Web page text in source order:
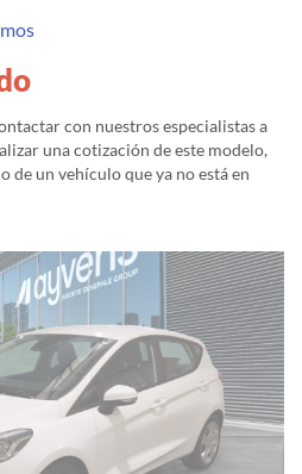
con nuestros especialistas a
una cotización de este modelo,
de un vehículo que ya no está en